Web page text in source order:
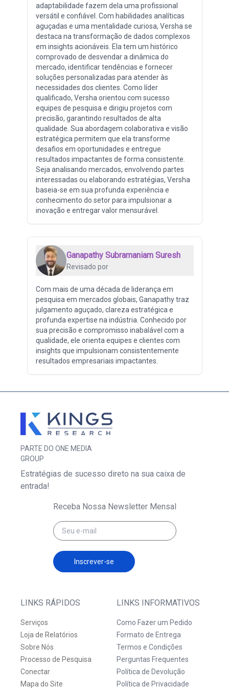
adaptabilidade fazem dela uma profissional
versátil e confiável. Com habilidades analíticas
aguçadas e uma mentalidade curiosa, Versha se
destaca na transformação de dados complexos
em insights acionáveis. Ela tem um histórico
comprovado de desvendar a dinâmica do
mercado, identificar tendências e fornecer
soluções personalizadas para atender às
necessidades dos clientes. Como líder
qualificado, Versha orientou com sucesso
equipes de pesquisa e dirigiu projetos com
precisão, garantindo resultados de alta
qualidade. Sua abordagem colaborativa e visão
estratégica permitem que ela transforme
desafios em oportunidades e entregue
resultados impactantes de forma consistente.
Seja analisando mercados, envolvendo partes
interessadas ou elaborando estratégias, Versha
baseia-se em sua profunda experiência e
conhecimento do setor para impulsionar a
inovação e entregar valor mensurável.
Ganapathy Subramaniam Suresh
Revisado por
Com mais de uma década de liderança em
pesquisa em mercados globais, Ganapathy traz
julgamento aguçado, clareza estratégica e
profunda expertise na indústria. Conhecido por
sua precisão e compromisso inabalável com a
qualidade, ele orienta equipes e clientes com
insights que impulsionam consistentemente
resultados empresariais impactantes.
PARTE DO ONE MEDIA
GROUP
LINKS RÁPIDOS
Serviços
Loja de Relatórios
Sobre Nós
Processo de Pesquisa
Conectar
Mapa do Site
LINKS INFORMATIVOS
Como Fazer um Pedido
Formato de Entrega
Termos e Condições
Perguntas Frequentes
Política de Devolução
Política de Privacidade
Estratégias de sucesso direto na sua caixa de
entrada!
Receba Nossa Newsletter Mensal
Inscrever-se